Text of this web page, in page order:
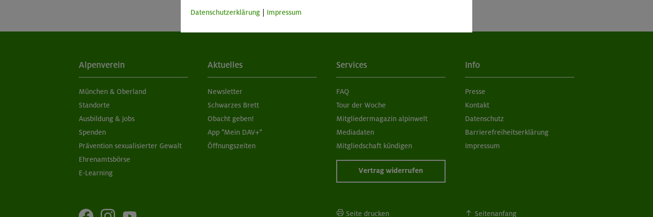
Alpenverein
München & Oberland
Standorte
Ausbildung & Jobs
Spenden
Prävention sexualisierter Gewalt
Ehrenamtsbörse
E-Learning
Aktuelles
Newsletter
Schwarzes Brett
Obacht geben!
App "Mein DAV+"
Öffnungszeiten
Services
FAQ
Tour der Woche
Mitgliedermagazin alpinwelt
Mediadaten
Mitgliedschaft kündigen
Vertrag widerrufen
Info
Presse
Kontakt
Datenschutz
Barrierefreiheitserklärung
Impressum
Seite drucken Seitenanfang
Datenschutzerklärung Impressum